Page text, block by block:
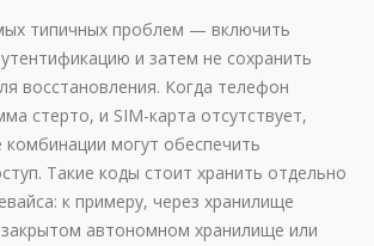
типичных проблем — включить
и затем не сохранить
восстановления. Когда телефон
стерто, и SIM-карта отсутствует,
комбинации могут обеспечить
Такие коды стоит хранить отдельно
к примеру, через хранилище
автономном хранилище или